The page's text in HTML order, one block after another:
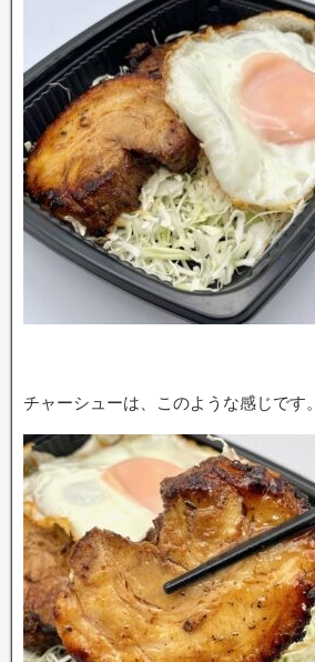
チャーシューは、このような感じです。